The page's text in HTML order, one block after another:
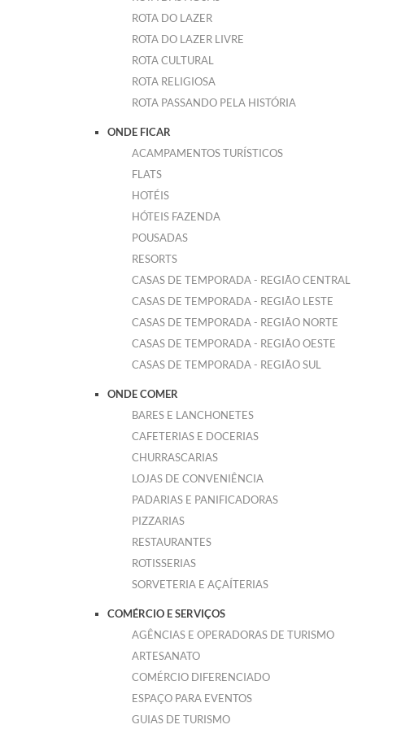
ROTA DO LAZER
ROTA DO LAZER LIVRE
ROTA CULTURAL
ROTA RELIGIOSA
ROTA PASSANDO PELA HISTÓRIA
ONDE FICAR
ACAMPAMENTOS TURÍSTICOS
FLATS
HOTÉIS
HÓTEIS FAZENDA
POUSADAS
RESORTS
CASAS DE TEMPORADA - REGIÃO CENTRAL
CASAS DE TEMPORADA - REGIÃO LESTE
CASAS DE TEMPORADA - REGIÃO NORTE
CASAS DE TEMPORADA - REGIÃO OESTE
CASAS DE TEMPORADA - REGIÃO SUL
ONDE COMER
BARES E LANCHONETES
CAFETERIAS E DOCERIAS
CHURRASCARIAS
LOJAS DE CONVENIÊNCIA
PADARIAS E PANIFICADORAS
PIZZARIAS
RESTAURANTES
ROTISSERIAS
SORVETERIA E AÇAÍTERIAS
COMÉRCIO E SERVIÇOS
AGÊNCIAS E OPERADORAS DE TURISMO
ARTESANATO
COMÉRCIO DIFERENCIADO
ESPAÇO PARA EVENTOS
GUIAS DE TURISMO